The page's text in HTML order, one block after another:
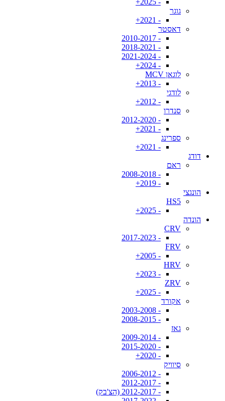
- 2025+
גוגר
- 2021+
דאסטר
- 2010-2017
- 2018-2021
- 2021-2024
- 2024+
לוגאן MCV
- 2013+
לודגי
- 2012+
סנדרו
- 2012-2020
- 2021+
ספרינג
- 2021+
דודג
ראם
- 2008-2018
- 2019+
הונגצי
HS5
- 2025+
הונדה
CRV
- 2017-2023
FRV
- 2005+
HRV
- 2023+
ZRV
- 2025+
אקורד
- 2003-2008
- 2008-2015
גאז
- 2009-2014
- 2015-2020
- 2020+
סיוויק
- 2006-2012
- 2012-2017
- 2012-2017 (הצ'בק)